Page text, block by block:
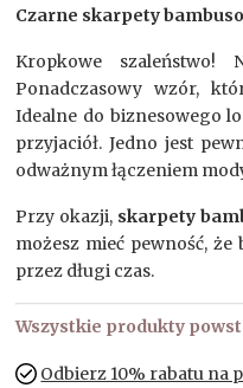
Czarne skarpety
Kropkowe szaleństwo!
Ponadczasowy wzór,
Idealne do biznesowego
przyjaciół. Jedno jest
odważnym łączeniem
Przy okazji, skarpety
możesz mieć pewność,
przez długi czas.
Wszystkie produkty
Odbierz 10% rabatu na